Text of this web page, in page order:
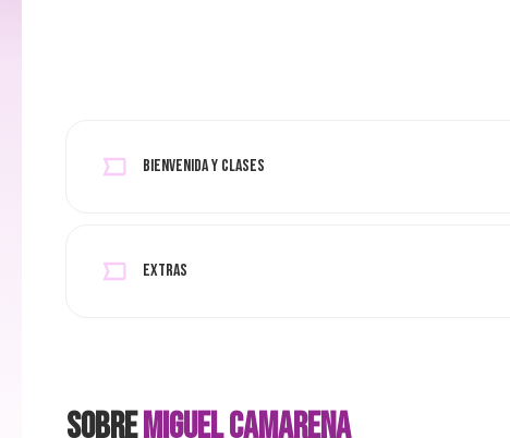
BIENVENIDA Y CLASES
Extras
SOBREMiguel Camarena